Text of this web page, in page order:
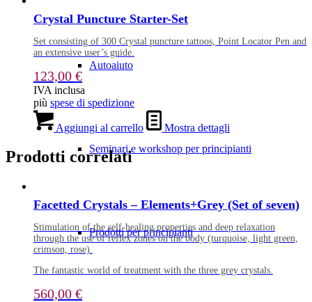
Autoaiuto
Seminari e workshop per principianti
Prodotti per principianti
Crystal Puncture Starter-Set
Set consisting of 300 Crystal puncture tattoos, Point Locator Pen and
an extensive user’s guide.
123,00 €
IVA inclusa
più spese di spedizione
Aggiungi al carrello Mostra dettagli
Prodotti correlati
Facetted Crystals – Elements+Grey (Set of seven)
Stimulation of the self-healing properties and deep relaxation
through the use of reflex zones on the body (turquoise, light green,
crimson, rose).
The fantastic world of treatment with the three grey crystals.
560,00 €